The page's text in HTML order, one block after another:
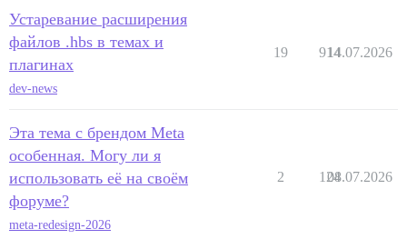
Устаревание расширения
файлов .hbs в темах и
плагинах
dev-news
19 914
14.07.2026
Эта тема с брендом Meta
особенная. Могу ли я
использовать её на своём
форуме?
meta-redesign-2026
2 124
08.07.2026